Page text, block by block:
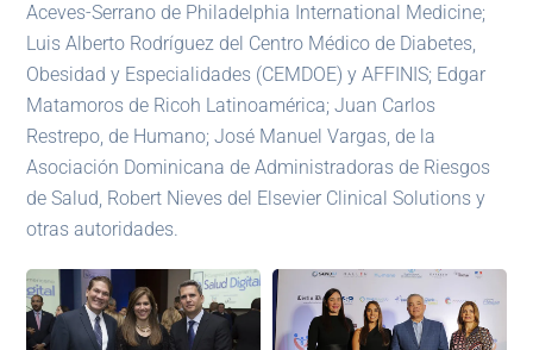
Aceves-Serrano de Philadelphia International Medicine;
Luis Alberto Rodríguez del Centro Médico de Diabetes,
Obesidad y Especialidades (CEMDOE) y AFFINIS; Edgar
Matamoros de Ricoh Latinoamérica; Juan Carlos
Restrepo, de Humano; José Manuel Vargas, de la
Asociación Dominicana de Administradoras de Riesgos
de Salud, Robert Nieves del Elsevier Clinical Solutions y
otras autoridades.